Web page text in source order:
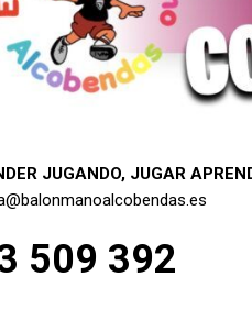
JUGANDO, JUGAR
509 392